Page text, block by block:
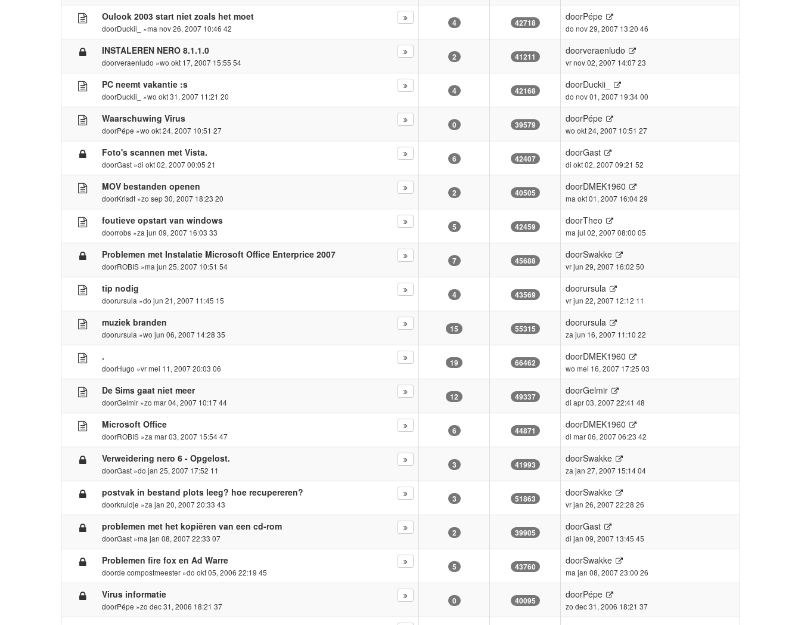
Oulook 2003 start niet zoals het moet
doorDuckii_ »ma nov 26, 2007 10:46 42
4 42718
doorPépe
do nov 29, 2007 13:20 46
INSTALEREN NERO 8.1.1.0
doorveraenludo »wo okt 17, 2007 15:55 54
2 41211
doorveraenludo
vr nov 02, 2007 14:07 23
PC neemt vakantie :s
doorDuckii_ »wo okt 31, 2007 11:21 20
4 42168
doorDuckii_
do nov 01, 2007 19:34 00
Waarschuwing Virus
doorPépe »wo okt 24, 2007 10:51 27
0 39579
doorPépe
wo okt 24, 2007 10:51 27
Foto's scannen met Vista.
doorGast »di okt 02, 2007 00:05 21
6 42407
doorGast
di okt 02, 2007 09:21 52
MOV bestanden openen
doorKrisdt »zo sep 30, 2007 18:23 20
2 40505
doorDMEK1960
ma okt 01, 2007 16:04 29
foutieve opstart van windows
doorrobs »za jun 09, 2007 16:03 33
5 42459
doorTheo
ma jul 02, 2007 08:00 05
Problemen met Instalatie Microsoft Office Enterprice 2007
doorROBIS »ma jun 25, 2007 10:51 54
7 45688
doorSwakke
vr jun 29, 2007 16:02 50
tip nodig
doorursula »do jun 21, 2007 11:45 15
4 43569
doorursula
vr jun 22, 2007 12:12 11
muziek branden
doorursula »wo jun 06, 2007 14:28 35
15 55315
doorursula
za jun 16, 2007 11:10 22
.
doorHugo »vr mei 11, 2007 20:03 06
19 66462
doorDMEK1960
wo mei 16, 2007 17:25 03
De Sims gaat niet meer
doorGelmir »zo mar 04, 2007 10:17 44
12 49337
doorGelmir
di apr 03, 2007 22:41 48
Microsoft Office
doorROBIS »za mar 03, 2007 15:54 47
6 44871
doorDMEK1960
di mar 06, 2007 06:23 42
Verweidering nero 6 - Opgelost.
doorGast »do jan 25, 2007 17:52 11
3 41993
doorSwakke
za jan 27, 2007 15:14 04
postvak in bestand plots leeg? hoe recupereren?
doorkruidje »za jan 20, 2007 20:33 43
3 51863
doorSwakke
vr jan 26, 2007 22:28 26
problemen met het kopiëren van een cd-rom
doorGast »ma jan 08, 2007 22:33 07
2 39905
doorGast
di jan 09, 2007 13:45 45
Problemen fire fox en Ad Warre
doorde compostmeester »do okt 05, 2006 22:19 45
5 43760
doorSwakke
ma jan 08, 2007 23:00 26
Virus informatie
doorPépe »zo dec 31, 2006 18:21 37
0 40095
doorPépe
zo dec 31, 2006 18:21 37